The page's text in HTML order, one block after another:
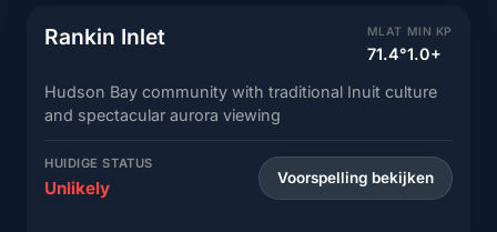
Rankin Inlet MLAT
71.4°
MIN KP
1.0+
Hudson Bay community with traditional Inuit culture
and spectacular aurora viewing
HUIDIGE STATUS
Unlikely Voorspelling bekijken